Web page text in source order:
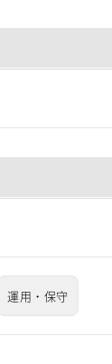
運用・保守